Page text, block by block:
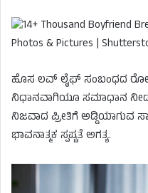
ಹೊಸ ಲವ್​​ ಲೈಫ್​​ ಸಂಬಂಧದ
ನಿಧಾನವಾಗಿಯೂ ಸಮಾಧಾನ
ನಿಜವಾದ ಪ್ರೀತಿಗೆ ಅಡ್ಡಿಯಾಗುವ
ಭಾವನಾತ್ಮಕ ಸ್ಪಷ್ಟತೆ ಅಗತ್ಯ.